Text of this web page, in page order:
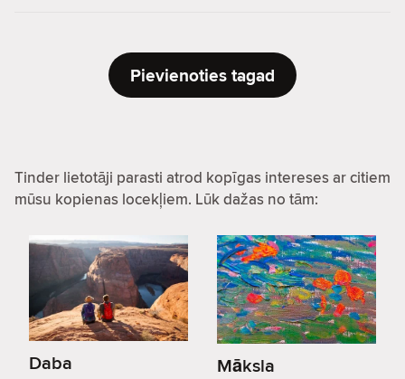
Pievienoties tagad
Tinder lietotāji parasti atrod kopīgas intereses ar citiem
mūsu kopienas locekļiem. Lūk dažas no tām:
Daba Māksla